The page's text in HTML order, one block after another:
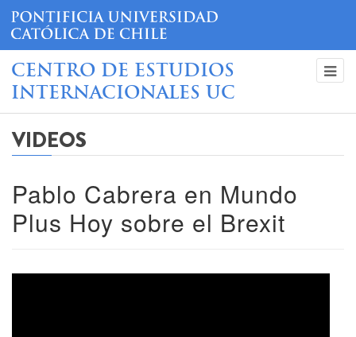
CENTRO DE ESTUDIOS
INTERNACIONALES UC
VIDEOS
Pablo Cabrera en Mundo
Plus Hoy sobre el Brexit